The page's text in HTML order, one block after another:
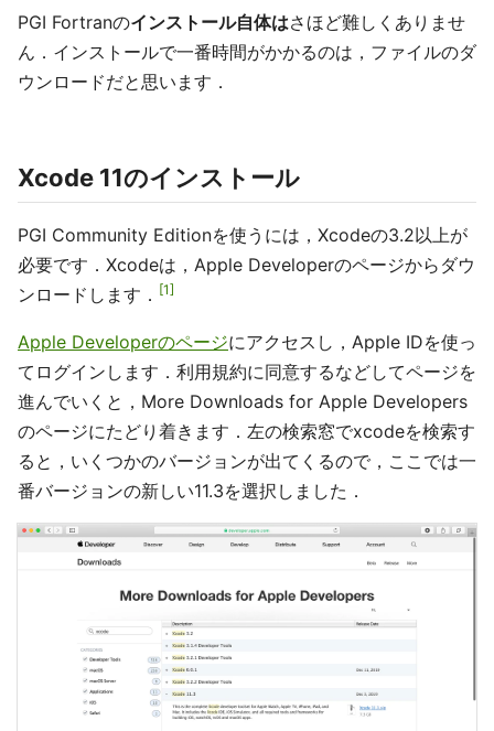
PGI Fortranのインストール自体はさほど難しくありませ
ん．インストールで一番時間がかかるのは，ファイルのダ
ウンロードだと思います．
Xcode 11のインストール
PGI Community Editionを使うには，Xcodeの3.2以上が
必要です．Xcodeは，Apple Developerのページからダウ
ンロードします．
1
Apple Developerのページにアクセスし，Apple IDを使っ
てログインします．利用規約に同意するなどしてページを
進んでいくと，More Downloads for Apple Developers
のページにたどり着きます．左の検索窓でxcodeを検索す
ると，いくつかのバージョンが出てくるので，ここでは一
番バージョンの新しい11.3を選択しました．